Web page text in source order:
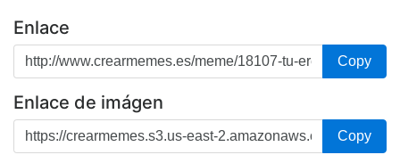
Enlace
Copy
Enlace de imágen
Copy